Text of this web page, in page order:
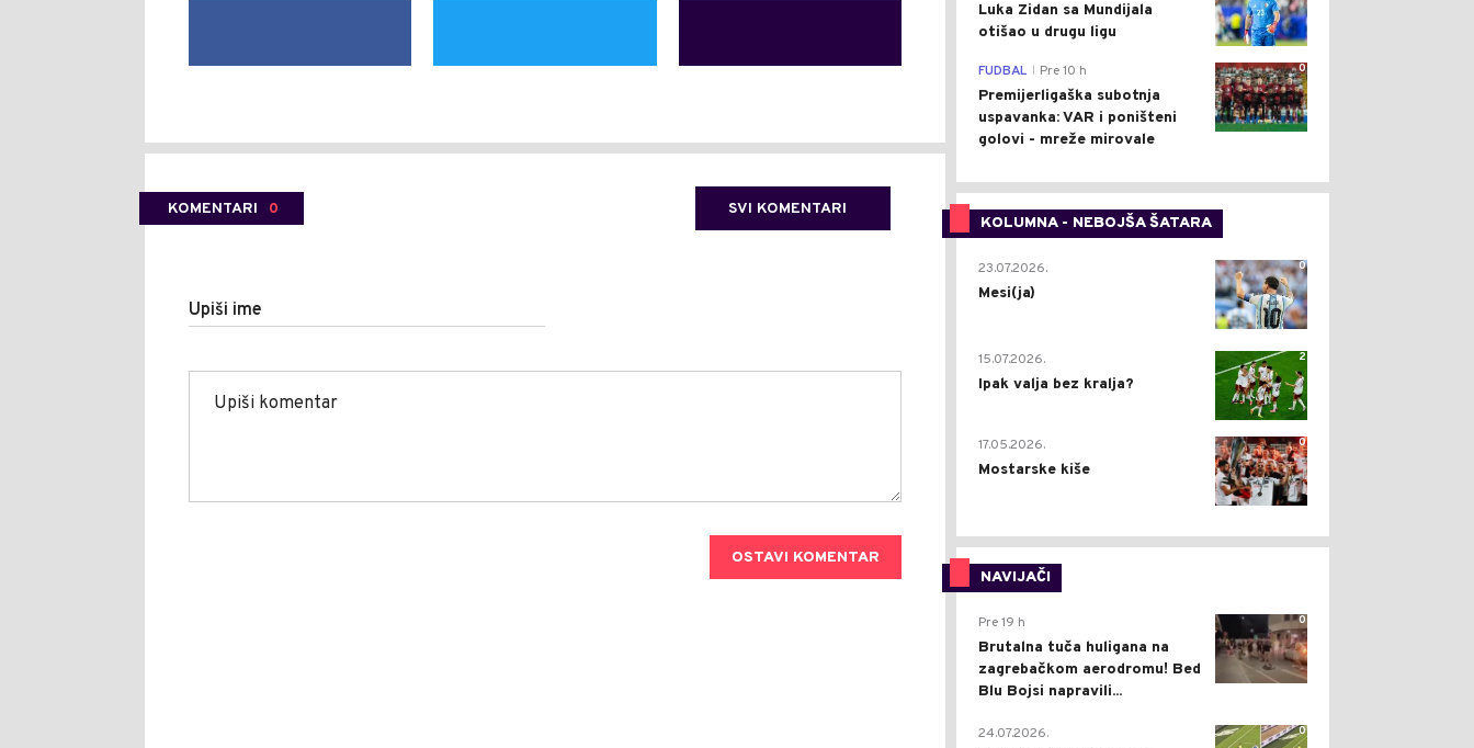
KOMENTARI 0 SVI KOMENTARI
Upiši ime
OSTAVI KOMENTAR
Luka Zidan sa Mundijala
otišao u drugu ligu
0
FUDBAL Pre 10 h
Premijerligaška subotnja
uspavanka: VAR i poništeni
golovi - mreže mirovale
KOLUMNA - NEBOJŠA ŠATARA
0
23.07.2026.
Mesi(ja)
2
15.07.2026.
Ipak valja bez kralja?
0
17.05.2026.
Mostarske kiše
NAVIJAČI
0
Pre 19 h
Brutalna tuča huligana na
zagrebačkom aerodromu! Bed
Blu Bojsi napravili...
0
24.07.2026.